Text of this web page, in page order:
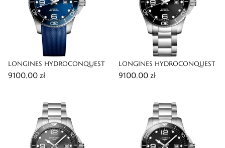
LONGINES HYDROCONQUEST
9100,00 zł
LONGINES HYDROCONQUEST
9100,00 zł